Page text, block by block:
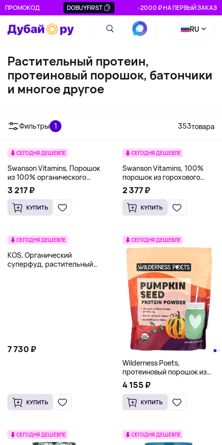
ПРОМОКОД DOBUYFIRST -2000 ₽ НА ПЕРВЫЙ ЗАКАЗ
RU
Растительный протеин,
протеиновый порошок, батончики
и многое другое
Фильтры 1 353товара
СЕГОДНЯ ДЕШЕВЛЕ
Swanson Vitamins, Порошок
из 100% органического
горохового протеина, без
добавок, 503 г (1,1 фунта)
3 217 ₽
КУПИТЬ
СЕГОДНЯ ДЕШЕВЛЕ
Swanson Vitamins, 100%
порошок из горохового
протеина, без добавок, 503 г
(1,1 фунта)
2 377 ₽
КУПИТЬ
СЕГОДНЯ ДЕШЕВЛЕ
KOS, Органический
суперфуд, растительный
7 730 ₽
КУПИТЬ
СЕГОДНЯ ДЕШЕВЛЕ
Wilderness Poets,
протеиновый порошок из
органических тыквенных
семечек, 907 г (2 фунта)
4 155 ₽
КУПИТЬ
СЕГОДНЯ ДЕШЕВЛЕ СЕГОДНЯ ДЕШЕВЛЕ